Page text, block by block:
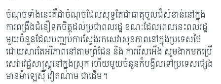
ចំណុចទាំងនេះគឺជាចំណុចដែលសុទ្ធតែជាធាតុចូលដ៏សំខាន់នៅក្នុង
ការពង្រឹងជំនឿទុកចិត្តដល់ប្រជាពលរដ្ឋ ខណៈដែលពេលនេះពលរដ្ឋ​
មួយចំនួនដែលបញ្ឈប់ការស្វែងរក​សេវាសុខភាព​នៅក្នុង​ប្រទេស​ថៃ
ដោយសារតែអរិភាពនៅតាមព្រំដែន និង ការរើសអើង សូមងាកមកប្រើ​
សេវាវេជ្ជសាស្រ្ត​នៅ​ក្នុង​ស្រុក ហើយមួយចំនួនក៏បង្វិលទៅប្រទេសផ្សេង
មានម៉ាឡេស៊ី វៀតណាម ជាដើម​​។